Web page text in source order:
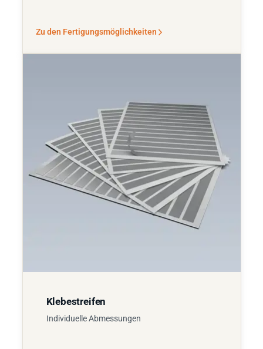
Zu den Fertigungsmöglichkeiten
Klebestreifen
Individuelle Abmessungen